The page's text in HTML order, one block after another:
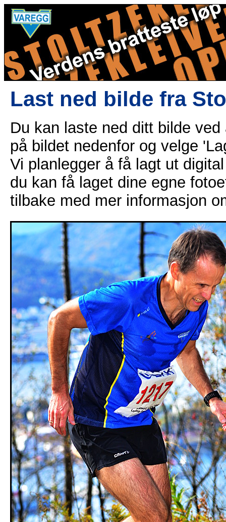
Last ned bilde fra
Du kan laste ned ditt bilde
på bildet nedenfor og velge
Vi planlegger å få lagt ut
du kan få laget dine egne
tilbake med mer informasjon